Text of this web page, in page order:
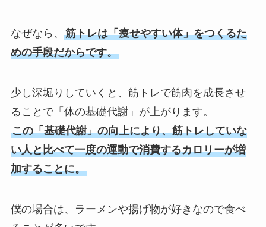
なぜなら、 筋トレは「痩せやすい体」をつくるた
めの手段だからです。
少し深堀りしていくと、筋トレで筋肉を成長させ
ることで「体の基礎代謝」が上がります。
この「基礎代謝」の向上により、筋トレしていな
い人と比べて一度の運動で消費するカロリーが増
加することに。
僕の場合は、ラーメンや揚げ物が好きなので食べ